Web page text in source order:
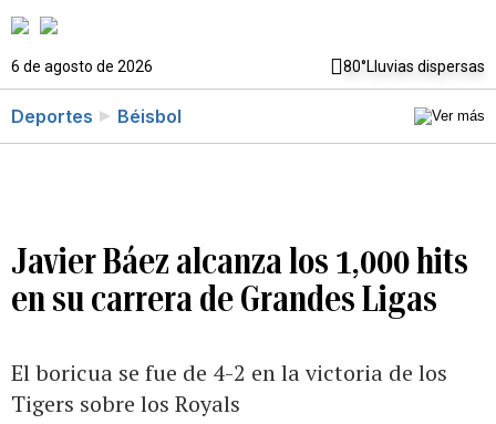
6 de agosto de 2026 80°Lluvias dispersas
Deportes Béisbol
Javier Báez alcanza los 1,000 hits
en su carrera de Grandes Ligas
El boricua se fue de 4-2 en la victoria de los
Tigers sobre los Royals